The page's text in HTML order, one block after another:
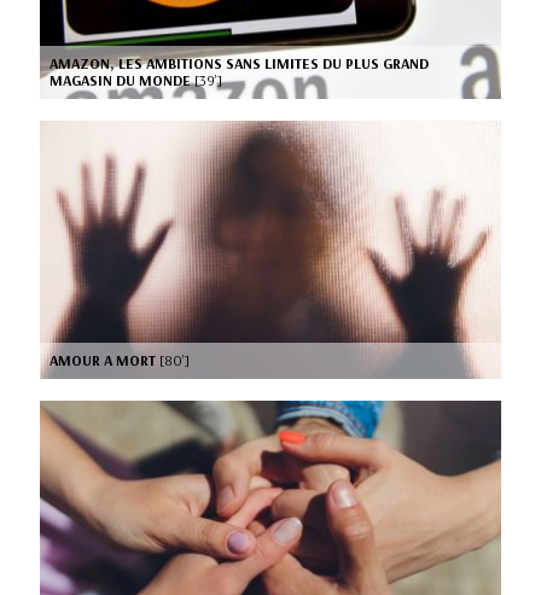
AMAZON, LES AMBITIONS SANS LIMITES DU PLUS GRAND
MAGASIN DU MONDE[39’]
AMOUR A MORT [80’]